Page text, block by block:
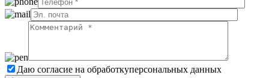
Даю согласие на обработкуперсональных данных